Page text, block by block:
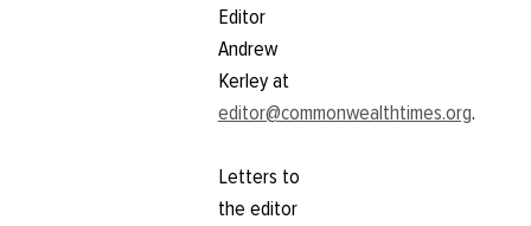
Editor
Andrew
Kerley at
editor@commonwealthtimes.org.
Letters to
the editor